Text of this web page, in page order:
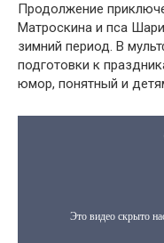
Продолжение
Матроскина и пса
зимний период. В
подготовки к
юмор, понятный и